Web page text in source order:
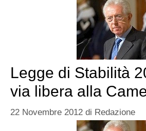
Legge di Stabilità
via libera alla
22 Novembre 2012 di Redazione